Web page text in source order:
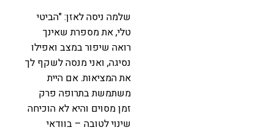
שלמה ניסה לאזן: "הביטי
טלי, את מספרת שאינך
רואה שיפור במצב ואפילו
נסיגה, ואני מנסה לשקף לך
את המציאות. אם היית
משתמשת בתרופה פרק
זמן מסוים והיא לא הוכיחה
שינוי לטובה – בוודאי